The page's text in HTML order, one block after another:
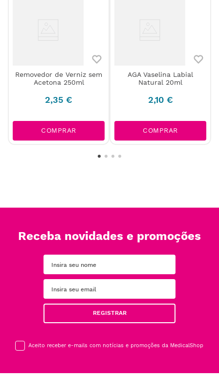
Removedor de Verniz sem
Acetona 250ml
2,35 €
COMPRAR
AGA Vaselina Labial
Natural 20ml
2,10 €
COMPRAR
Receba novidades e promoções
REGISTRAR
Aceito receber e-mails com notícias e promoções da MedicalShop